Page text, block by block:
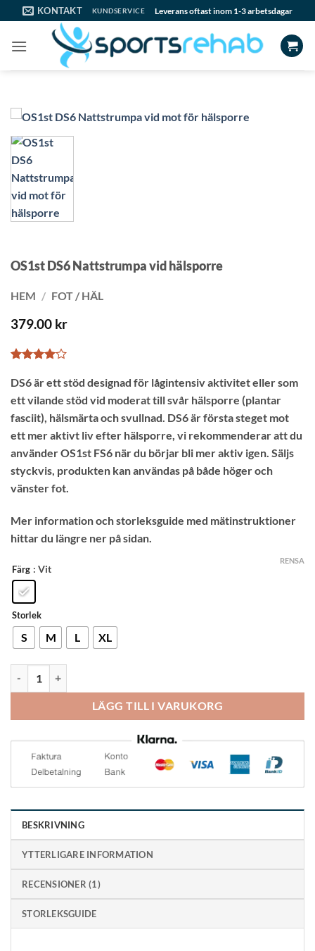
to
content
KONTAKT KUNDSERVICE Leverans oftast inom 1-3 arbetsdagar
OS1st DS6 Nattstrumpa vid hälsporre
HEM / FOT / HÄL
379.00 kr
4av 5
på
kundrecension
DS6 är ett stöd designad för lågintensiv aktivitet eller som
ett vilande stöd vid moderat till svår hälsporre (plantar
fasciit), hälsmärta och svullnad. DS6 är första steget mot
ett mer aktivt liv efter hälsporre, vi rekommenderar att du
använder OS1st FS6 när du börjar bli mer aktiv igen. Säljs
styckvis, produkten kan användas på både höger och
vänster fot.
Mer information och storleksguide med mätinstruktioner
hittar du längre ner på sidan.
Färg : Vit
Storlek
S M L XL
RENSA
LÄGG TILL I VARUKORG
BESKRIVNING
YTTERLIGARE INFORMATION
RECENSIONER (1)
STORLEKSGUIDE